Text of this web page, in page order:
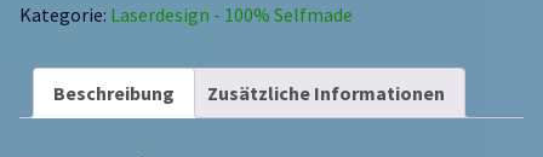
Kategorie: Laserdesign - 100% Selfmade
Beschreibung Zusätzliche Informationen